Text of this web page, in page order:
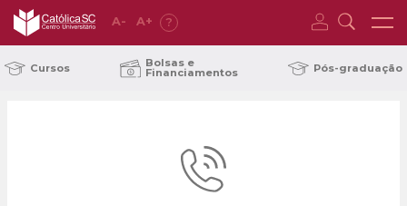
A- A+ ?
Cursos Bolsas e
Financiamentos Pós-graduação